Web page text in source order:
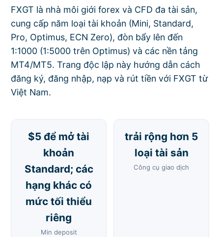
FXGT là nhà môi giới forex và CFD đa tài sản,
cung cấp năm loại tài khoản (Mini, Standard,
Pro, Optimus, ECN Zero), đòn bẩy lên đến
1:1000 (1:5000 trên Optimus) và các nền tảng
MT4/MT5. Trang độc lập này hướng dẫn cách
đăng ký, đăng nhập, nạp và rút tiền với FXGT từ
Việt Nam.
$5 để mở tài
khoản
Standard; các
hạng khác có
mức tối thiểu
riêng
Min deposit
trải rộng hơn 5
loại tài sản
Công cụ giao dịch